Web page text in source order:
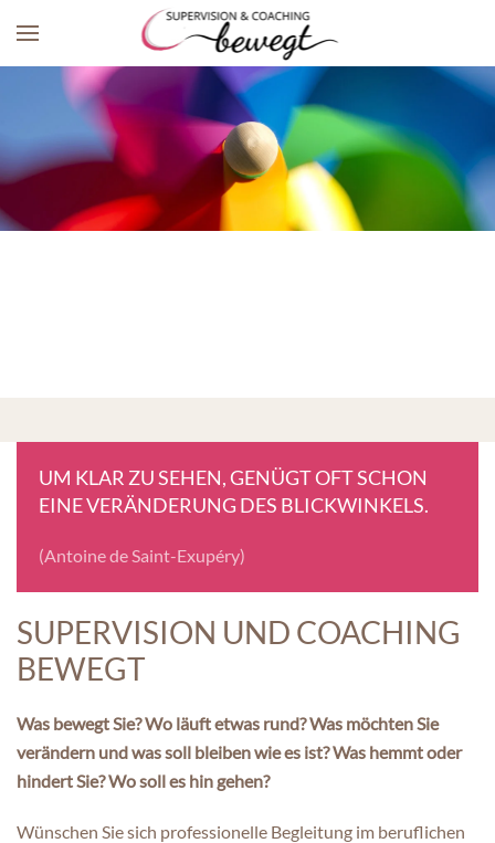
Skip to main content
UM KLAR ZU SEHEN, GENÜGT OFT SCHON
EINE VERÄNDERUNG DES BLICKWINKELS.
(Antoine de Saint-Exupéry)
SUPERVISION UND COACHING
BEWEGT
Was bewegt Sie? Wo läuft etwas rund? Was möchten Sie
verändern und was soll bleiben wie es ist? Was hemmt oder
hindert Sie? Wo soll es hin gehen?
Wünschen Sie sich professionelle Begleitung im beruflichen